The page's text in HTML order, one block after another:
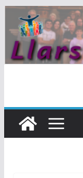
to
content